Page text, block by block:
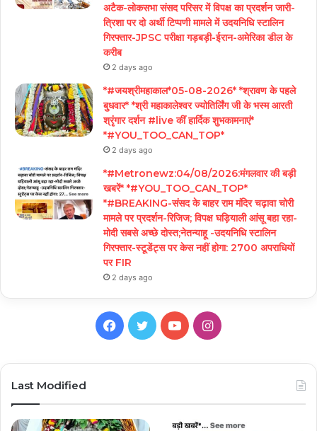
अटैक-लोकसभा संसद परिसर में विपक्ष का प्रदर्शन जारी-
त्रिशा पर दो अर्थी टिप्पणी मामले में उदयनिधि स्टालिन
गिरफ्तार-JPSC परीक्षा गड़बड़ी-ईरान-अमेरिका डील के
करीब
2 days ago
*#जयश्रीमहाकाल*05-08-2026* *श्रावण के पहले
बुधवार* *श्री महाकालेश्वर ज्योतिर्लिंग जी के भस्म आरती
श्रृंगार दर्शन #live कीं हार्दिक शुभकामनाएं*
*#YOU_TOO_CAN_TOP*
2 days ago
*#Metronewz:04/08/2026:मंगलवार की बड़ी
खबरें* *#YOU_TOO_CAN_TOP*
*#BREAKING-संसद के बाहर राम मंदिर चढ़ावा चोरी
मामले पर प्रदर्शन-रिजिज; विपक्ष घड़ियाली आंसू बहा रहा-
मोदी सबसे अच्छे दोस्त;नेतन्याहू -उदयनिधि स्टालिन
गिरफ्तार-स्टूडेंट्स पर केस नहीं होगा: 2700 अपराधियों
पर FIR
2 days ago
Facebook
TwitterYouTubeInstagram
Last Modified